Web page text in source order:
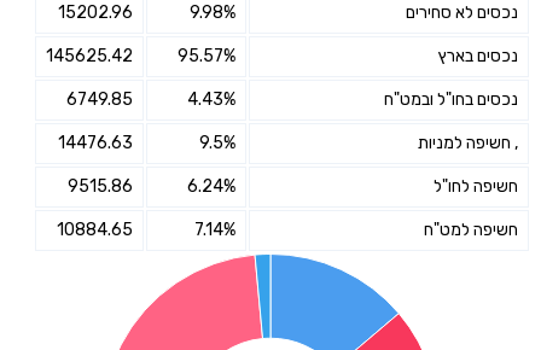
נכסים לא סחירים 9.98%
15202.96
נכסים בארץ 95.57%
145625.42
נכסים בחו"ל ובמט"ח 4.43%
6749.85
, חשיפה למניות 9.5%
14476.63
חשיפה לחו"ל 6.24%
9515.86
חשיפה למט"ח 7.14%
10884.65